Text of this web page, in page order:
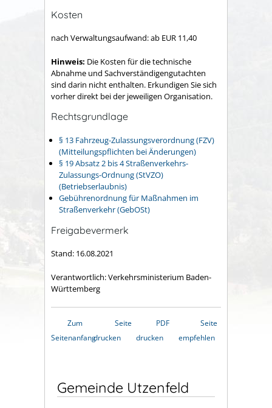
Kosten
nach Verwaltungsaufwand: ab EUR 11,40
Hinweis: Die Kosten für die technische
Abnahme und Sachverständigengutachten
sind darin nicht enthalten. Erkundigen Sie sich
vorher direkt bei der jeweiligen Organisation.
Rechtsgrundlage
§ 13 Fahrzeug-Zulassungsverordnung (FZV)
(Mitteilungspflichten bei Änderungen)
§ 19 Absatz 2 bis 4 Straßenverkehrs-
Zulassungs-Ordnung (StVZO)
(Betriebserlaubnis)
Gebührenordnung für Maßnahmen im
Straßenverkehr (GebOSt)
Freigabevermerk
Stand: 16.08.2021
Verantwortlich: Verkehrsministerium Baden-
Württemberg
Zum
Seitenanfang
Seite
drucken
PDF
drucken
Seite
empfehlen
Gemeinde Utzenfeld